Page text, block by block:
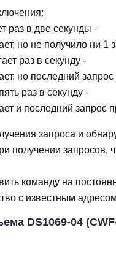
раз в две секунды -
но не получило ни 1
раз в секунду -
но последний
раз в секунду -
и последний запрос
запроса и
получении запросов,
команду на
с известным
DS1069-04